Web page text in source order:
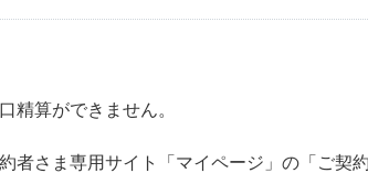
精算ができません。
者さま専用サイト「マイページ」の「ご契